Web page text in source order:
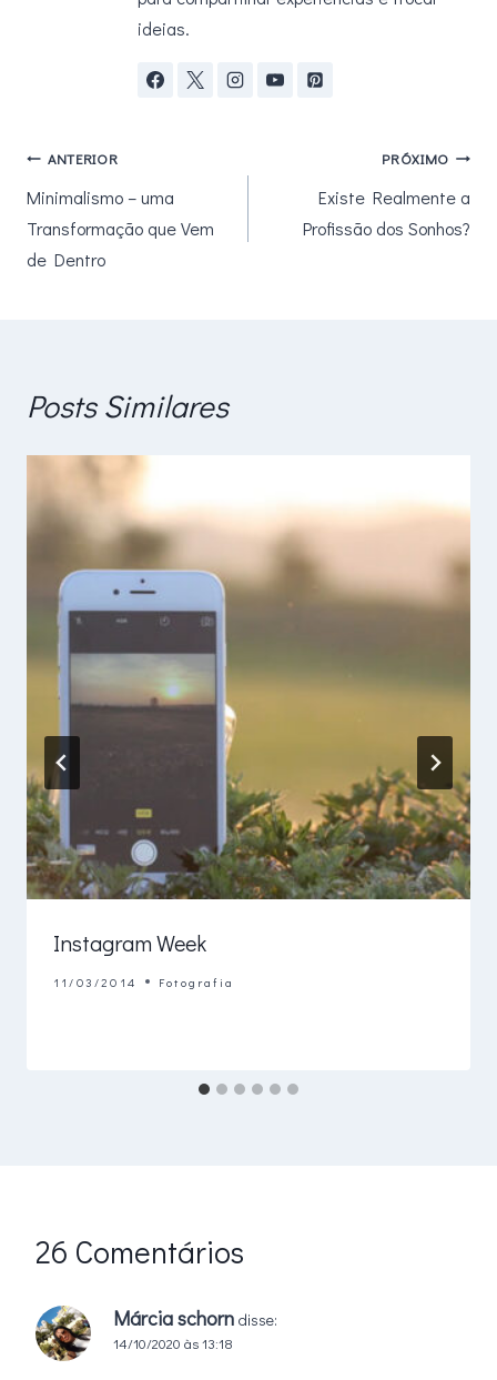
ideias.
Navegação
de
Post
ANTERIOR
Minimalismo – uma
Transformação que Vem
de Dentro
PRÓXIMO
Existe Realmente a
Profissão dos Sonhos?
Posts Similares
Instagram Week
11/03/2014 Fotografia
26 Comentários
Márcia schorn disse:
14/10/2020 às 13:18